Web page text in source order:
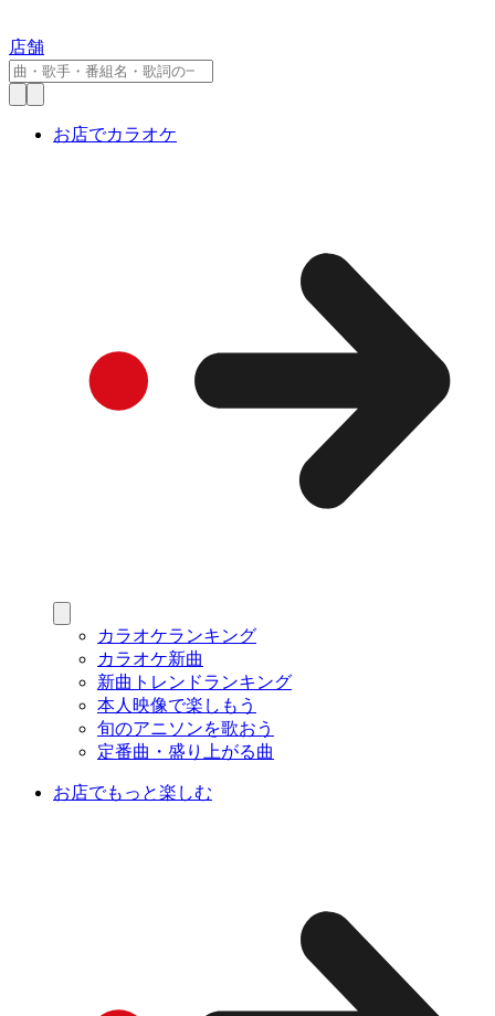
店舗
お店でカラオケ
カラオケランキング
カラオケ新曲
新曲トレンドランキング
本人映像で楽しもう
旬のアニソンを歌おう
定番曲・盛り上がる曲
お店でもっと楽しむ